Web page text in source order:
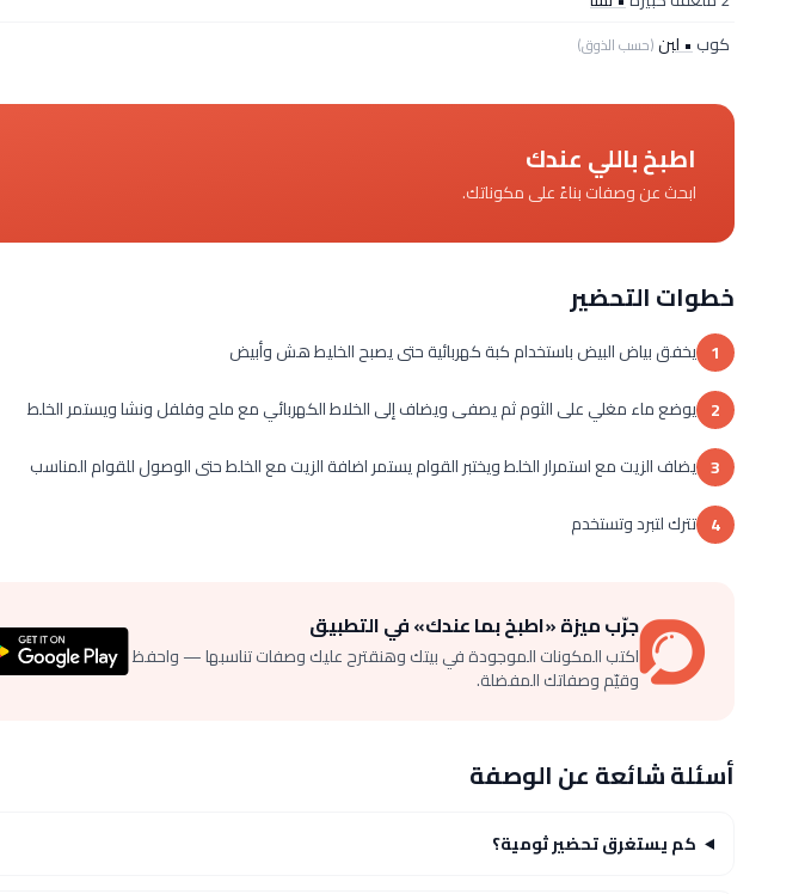
كوب• لبن(حسب الذوق)
اطبخ باللي عندك
ابحث عن وصفات بناءً على مكوناتك.
خطوات التحضير
1 يخفق بياض البيض باستخدام كبة كهربائية حتى يصبح الخليط هش وأبيض
2 يوضع ماء مغلي على الثوم ثم يصفى ويضاف إلى الخلاط الكهربائي مع ملح وفلفل ونشا ويستمر الخلط
3 يضاف الزيت مع استمرار الخلط ويختبر القوام يستمر اضافة الزيت مع الخلط حتى الوصول للقوام المناسب
4 تترك لتبرد وتستخدم
جرّب ميزة «اطبخ بما عندك» في التطبيق
اكتب المكونات الموجودة في بيتك وهنقترح عليك وصفات تناسبها — واحفظ
وقيّم وصفاتك المفضلة.
أسئلة شائعة عن الوصفة
كم يستغرق تحضير ثومية؟